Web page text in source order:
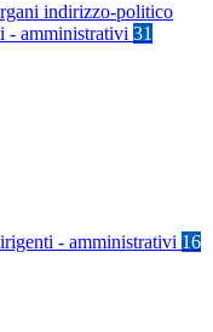
indirizzo-politico
- amministrativi 31
- amministrativi 16